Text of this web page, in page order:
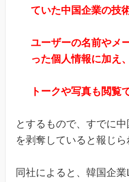
ていた中国企業の技
ユーザーの名前やメ
った個人情報に加え、
トークや写真も閲覧
とするもので、すでに
を剥奪していると報じら
同社によると、韓国企